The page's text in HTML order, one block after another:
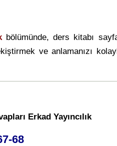
bölümünde, ders kitabı
ve anlamanızı
Erkad Yayıncılık
68